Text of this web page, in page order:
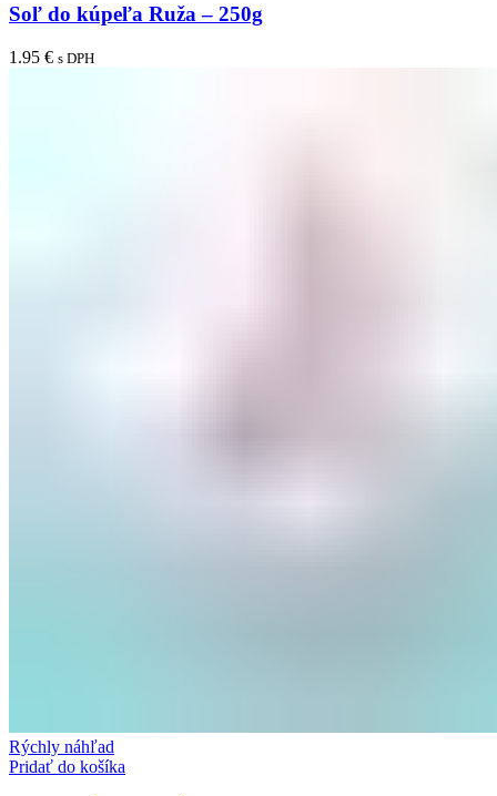
Soľ do kúpeľa Ruža – 250g
1.95 € s DPH
Rýchly náhľad
Pridať do košíka